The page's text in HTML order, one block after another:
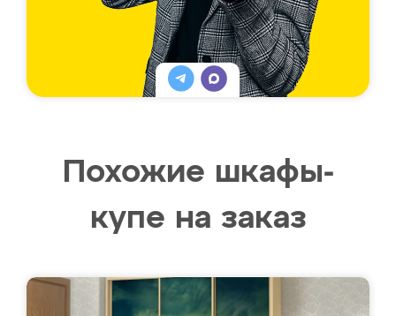
Похожие шкафы-
купе на заказ